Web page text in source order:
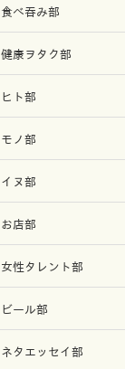
食べ吞み部
健康ヲタク部
ヒト部
モノ部
イヌ部
お店部
女性タレント部
ビール部
ネタエッセイ部